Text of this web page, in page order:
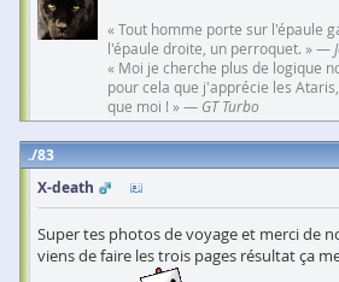
« Tout homme porte sur l'épaule
l'épaule droite, un perroquet. » —
« Moi je cherche plus de logique
pour cela que j'apprécie les
que moi ! » — GT Turbo
83
X-death
Super tes photos de voyage et merci de
viens de faire les trois pages résultat ça